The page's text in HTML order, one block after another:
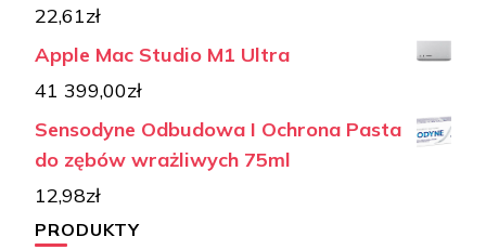
22,61zł
Apple Mac Studio M1 Ultra
41 399,00zł
Sensodyne Odbudowa I Ochrona Pasta
do zębów wrażliwych 75ml
12,98zł
PRODUKTY